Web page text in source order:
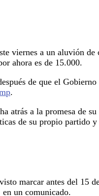
viernes a un aluvión
ahora es de 15.000.
de que el
.
atrás a la promesa de
de su propio partido
marcar antes del 15
en un comunicado.